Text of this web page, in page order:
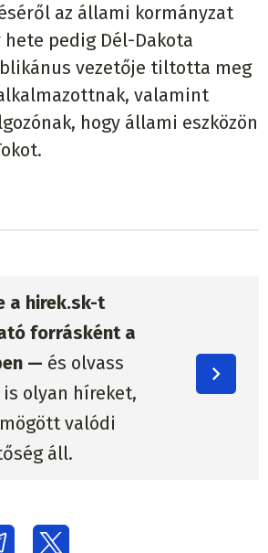
az állami kormányzat
hete pedig Dél-Dakota
vezetője tiltotta meg
valamint
hogy állami eszközön
a hirek.sk-t
forrásként a
— és olvass
olyan híreket,
valódi
áll.